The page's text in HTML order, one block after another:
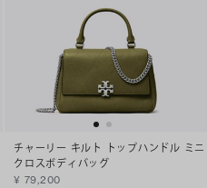
チャーリー キルト トップハンドル ミニ
クロスボディバッグ
¥ 79,200